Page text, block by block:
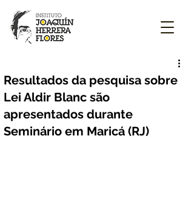
Resultados da pesquisa sobre
Lei Aldir Blanc são
apresentados durante
Seminário em Maricá (RJ)